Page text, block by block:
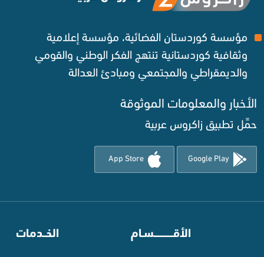
مؤسسة كوردستان الفضائية، مؤسسة إعلامية
وثقافية كوردستانية تنتهج الفكر الوطني والقومي
والديمقراطي والمجتمعي ومبادئ العدالة ‌
الأخبار والمعلومات الموثوقة‌
حمِّل تطبيق زاكروس عربية
Google Play
App Store
الأقـــــــــــسـام الخــدمات